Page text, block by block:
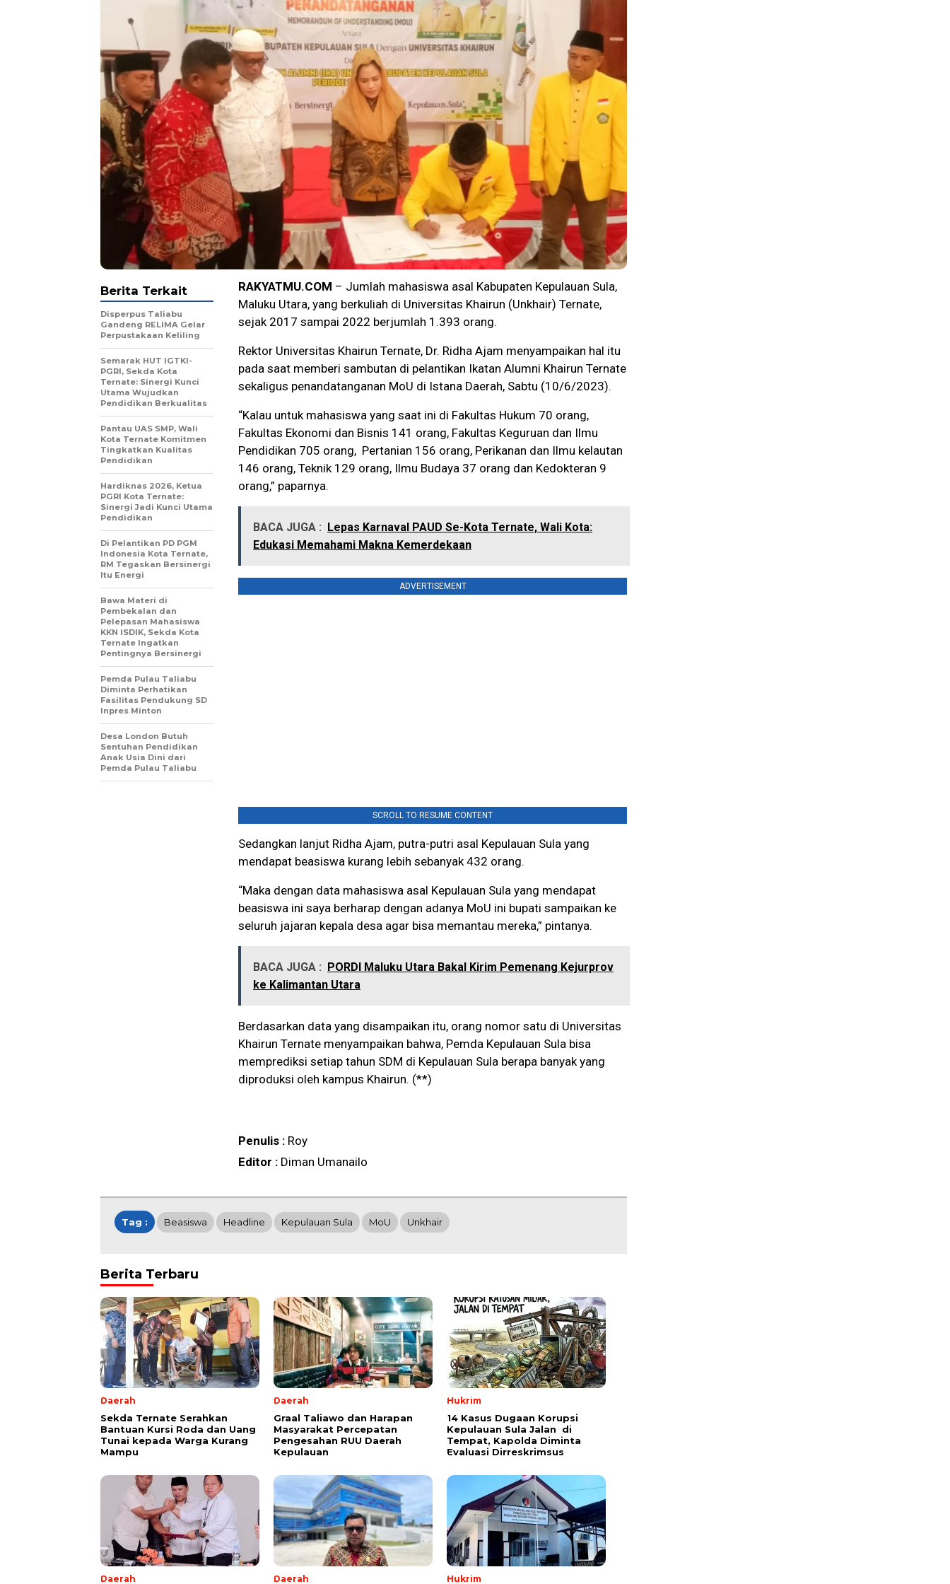
RAKYATMU.COM – Jumlah mahasiswa asal Kabupaten Kepulauan Sula,
Maluku Utara, yang berkuliah di Universitas Khairun (Unkhair) Ternate,
sejak 2017 sampai 2022 berjumlah 1.393 orang.
Rektor Universitas Khairun Ternate, Dr. Ridha Ajam menyampaikan hal itu
pada saat memberi sambutan di pelantikan Ikatan Alumni Khairun Ternate
sekaligus penandatanganan MoU di Istana Daerah, Sabtu (10/6/2023).
“Kalau untuk mahasiswa yang saat ini di Fakultas Hukum 70 orang,
Fakultas Ekonomi dan Bisnis 141 orang, Fakultas Keguruan dan Ilmu
Pendidikan 705 orang, Pertanian 156 orang, Perikanan dan Ilmu kelautan
146 orang, Teknik 129 orang, Ilmu Budaya 37 orang dan Kedokteran 9
orang,” paparnya.
BACA JUGA :
Lepas Karnaval PAUD Se-Kota Ternate, Wali Kota:
Edukasi Memahami Makna Kemerdekaan
ADVERTISEMENT
SCROLL TO RESUME CONTENT
Sedangkan lanjut Ridha Ajam, putra-putri asal Kepulauan Sula yang
mendapat beasiswa kurang lebih sebanyak 432 orang.
“Maka dengan data mahasiswa asal Kepulauan Sula yang mendapat
beasiswa ini saya berharap dengan adanya MoU ini bupati sampaikan ke
seluruh jajaran kepala desa agar bisa memantau mereka,” pintanya.
BACA JUGA :
PORDI Maluku Utara Bakal Kirim Pemenang Kejurprov
ke Kalimantan Utara
Berdasarkan data yang disampaikan itu, orang nomor satu di Universitas
Khairun Ternate menyampaikan bahwa, Pemda Kepulauan Sula bisa
memprediksi setiap tahun SDM di Kepulauan Sula berapa banyak yang
diproduksi oleh kampus Khairun. (**)
Penulis : Roy
Editor : Diman Umanailo
Berita Terkait
Disperpus Taliabu
Gandeng RELIMA Gelar
Perpustakaan Keliling
Semarak HUT IGTKI-
PGRI, Sekda Kota
Ternate: Sinergi Kunci
Utama Wujudkan
Pendidikan Berkualitas
Pantau UAS SMP, Wali
Kota Ternate Komitmen
Tingkatkan Kualitas
Pendidikan
Hardiknas 2026, Ketua
PGRI Kota Ternate:
Sinergi Jadi Kunci Utama
Pendidikan
Di Pelantikan PD PGM
Indonesia Kota Ternate,
RM Tegaskan Bersinergi
Itu Energi
Bawa Materi di
Pembekalan dan
Pelepasan Mahasiswa
KKN ISDIK, Sekda Kota
Ternate Ingatkan
Pentingnya Bersinergi
Pemda Pulau Taliabu
Diminta Perhatikan
Fasilitas Pendukung SD
Inpres Minton
Desa London Butuh
Sentuhan Pendidikan
Anak Usia Dini dari
Pemda Pulau Taliabu
Tag : Beasiswa Headline Kepulauan Sula MoU Unkhair
Berita Terbaru
Daerah
Sekda Ternate Serahkan
Bantuan Kursi Roda dan Uang
Tunai kepada Warga Kurang
Mampu
Daerah
Graal Taliawo dan Harapan
Masyarakat Percepatan
Pengesahan RUU Daerah
Kepulauan
Hukrim
14 Kasus Dugaan Korupsi
Kepulauan Sula Jalan di
Tempat, Kapolda Diminta
Evaluasi Dirreskrimsus
Daerah Daerah Hukrim